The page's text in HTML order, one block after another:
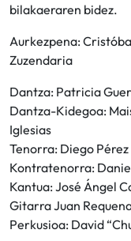
bilakaeraren bidez.
Aurkezpena:
Zuzendaria
Dantza: Patricia
Dantza-Kidegoa:
Iglesias
Tenorra: Diego Pérez
Kontratenorra:
Kantua: José Ángel
Gitarra Juan
Perkusioa: David